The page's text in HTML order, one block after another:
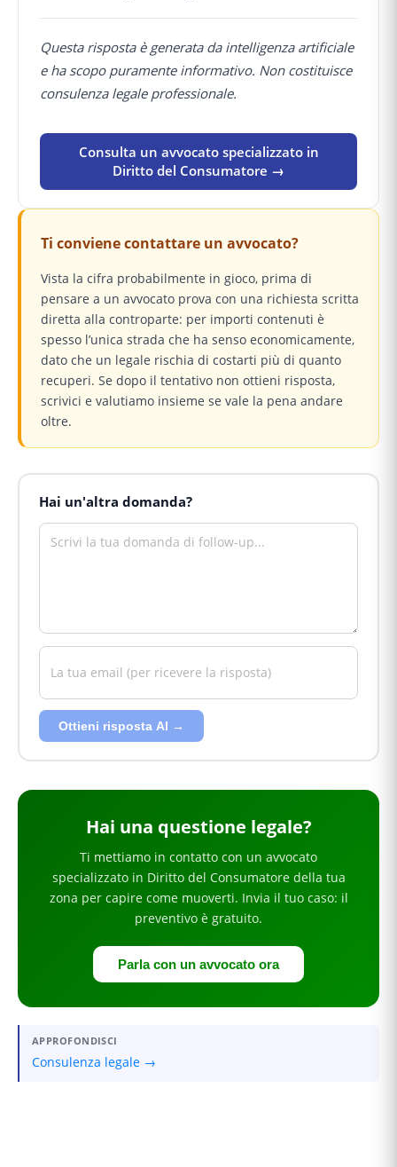
Questa risposta è generata da intelligenza artificiale
e ha scopo puramente informativo. Non costituisce
consulenza legale professionale.
Consulta un avvocato specializzato in
Diritto del Consumatore →
Ti conviene contattare un avvocato?
Vista la cifra probabilmente in gioco, prima di
pensare a un avvocato prova con una richiesta scritta
diretta alla controparte: per importi contenuti è
spesso l’unica strada che ha senso economicamente,
dato che un legale rischia di costarti più di quanto
recuperi. Se dopo il tentativo non ottieni risposta,
scrivici e valutiamo insieme se vale la pena andare
oltre.
Hai un'altra domanda?
Ottieni risposta AI →
Hai una questione legale?
Ti mettiamo in contatto con un avvocato
specializzato in Diritto del Consumatoredella tua
zona per capire come muoverti. Invia il tuo caso: il
preventivo è gratuito.
Parla con un avvocato ora
APPROFONDISCI
Consulenza legale →